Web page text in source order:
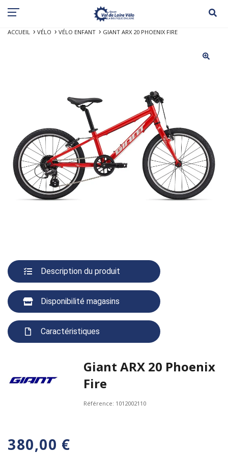
ACCUEIL VÉLO VÉLO ENFANT GIANT ARX 20 PHOENIX FIRE
Description du produit
Disponibilité magasins
Caractéristiques
Giant ARX 20 Phoenix
Fire
Référence: 1012002110
380,00 €